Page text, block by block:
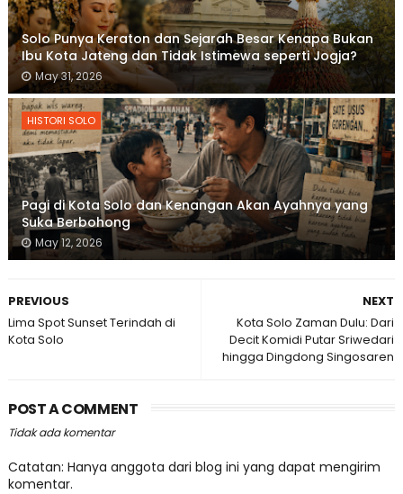
Solo Punya Keraton dan Sejarah Besar Kenapa Bukan
Ibu Kota Jateng dan Tidak Istimewa seperti Jogja?
May 31, 2026
HISTORI SOLO
Pagi di Kota Solo dan Kenangan Akan Ayahnya yang
Suka Berbohong
May 12, 2026
NEXT
Kota Solo Zaman Dulu: Dari
Decit Komidi Putar Sriwedari
hingga Dingdong Singosaren
PREVIOUS
Lima Spot Sunset Terindah di
Kota Solo
POST A COMMENT
Tidak ada komentar
Catatan: Hanya anggota dari blog ini yang dapat mengirim
komentar.